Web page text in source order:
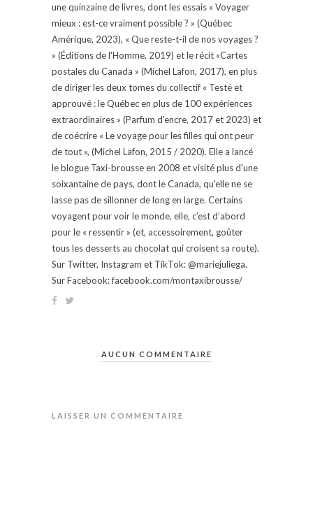
une quinzaine de livres, dont les essais « Voyager
mieux : est-ce vraiment possible ? » (Québec
Amérique, 2023), « Que reste-t-il de nos voyages ?
» (Éditions de l'Homme, 2019) et le récit «Cartes
postales du Canada » (Michel Lafon, 2017), en plus
de diriger les deux tomes du collectif « Testé et
approuvé : le Québec en plus de 100 expériences
extraordinaires » (Parfum d'encre, 2017 et 2023) et
de coécrire « Le voyage pour les filles qui ont peur
de tout », (Michel Lafon, 2015 / 2020). Elle a lancé
le blogue Taxi-brousse en 2008 et visité plus d'une
soixantaine de pays, dont le Canada, qu'elle ne se
lasse pas de sillonner de long en large. Certains
voyagent pour voir le monde, elle, c’est d’abord
pour le « ressentir » (et, accessoirement, goûter
tous les desserts au chocolat qui croisent sa route).
Sur Twitter, Instagram et TikTok: @mariejuliega.
Sur Facebook: facebook.com/montaxibrousse/
AUCUN COMMENTAIRE
LAISSER UN COMMENTAIRE